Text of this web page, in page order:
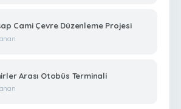
Cami Çevre Düzenleme Projesi
Arası Otobüs Terminali